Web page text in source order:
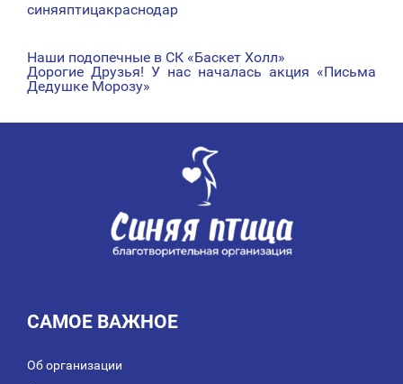
синяяптицакраснодар
НАВИГАЦИЯ
ПО
Наши подопечные в СК «Баскет Холл»
Дорогие Друзья! У нас началась акция «Письма
Дедушке Морозу»
САМОЕ ВАЖНОЕ
Об организации